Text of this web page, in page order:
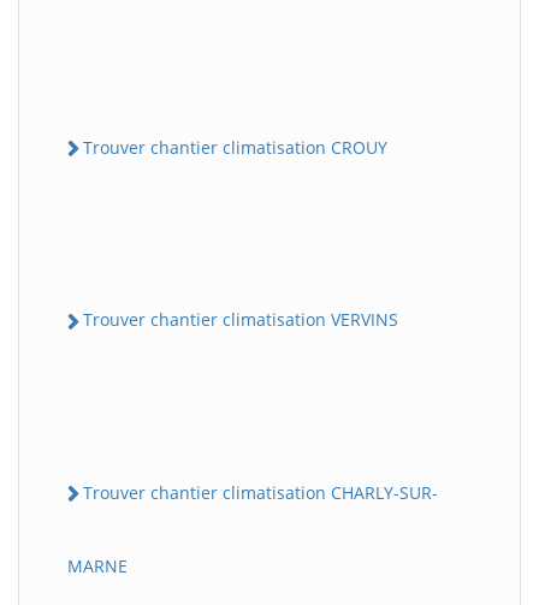
Trouver chantier climatisation CROUY
Trouver chantier climatisation VERVINS
Trouver chantier climatisation CHARLY-SUR-
MARNE